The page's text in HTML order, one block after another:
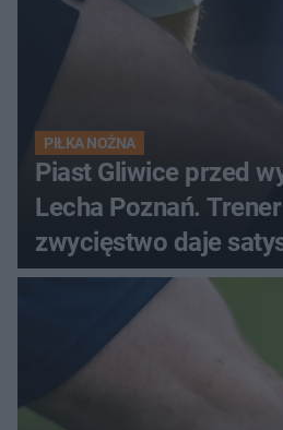
PIŁKA NOŻNA
Piast Gliwice przed
Lecha Poznań.
zwycięstwo daje